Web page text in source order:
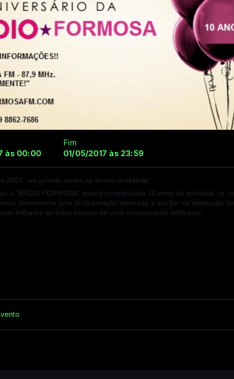
às 00:00
Fim
01/05/2017 às 23:59
2007, um grande sonho se tornou realidade!
a "RÁDIO FORMOSA" estará completando 10 anos de atividade na
diariamente uma programação dedicada a auxiliar na prestação
milhares de vidas através de uma comunicação edificante.